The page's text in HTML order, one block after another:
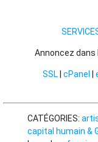
Annoncez dans
SSL| cPanel
CATÉGORIES:
capital humain &